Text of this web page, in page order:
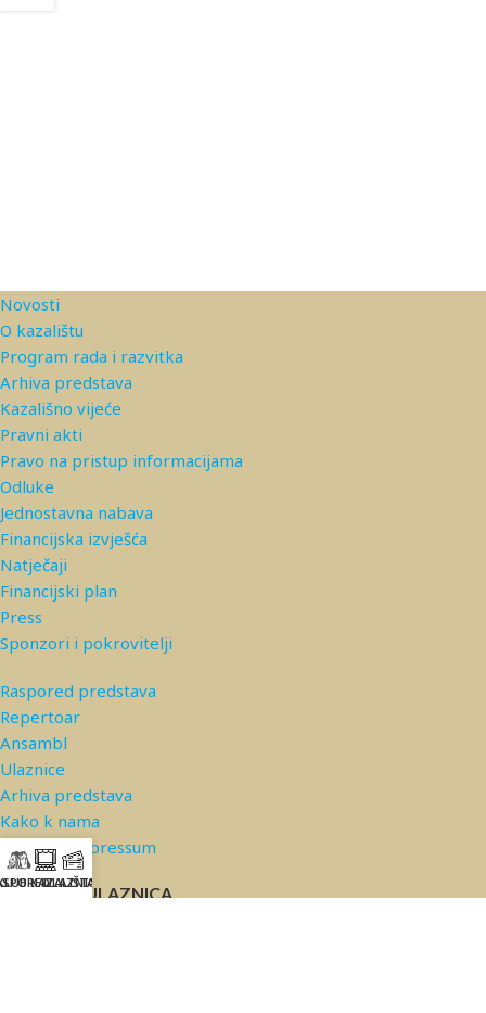
Novosti
O kazalištu
Program rada i razvitka
Arhiva predstava
Kazališno vijeće
Pravni akti
Pravo na pristup informacijama
Odluke
Jednostavna nabava
Financijska izvješća
Natječaji
Financijski plan
Press
Sponzori i pokrovitelji
Raspored predstava
Repertoar
Ansambl
Ulaznice
Arhiva predstava
Kako k nama
Kontakt/Impressum
PRODAJA ULAZNICA
KAZALIŠTA
ULAZNICE